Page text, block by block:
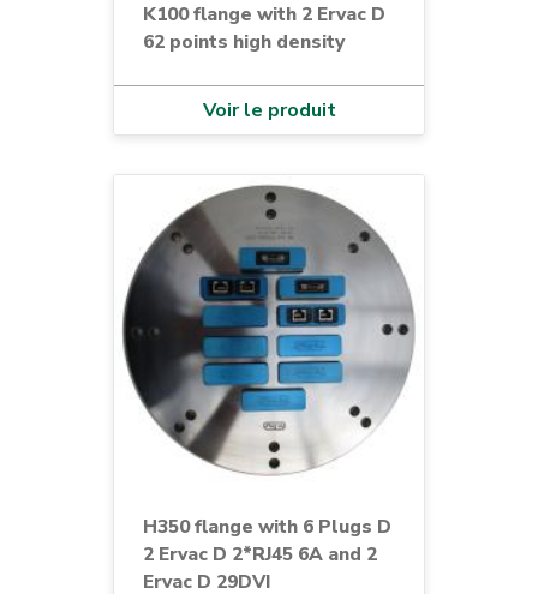
K100 flange with 2 Ervac D
62 points high density
Voir le produit
H350 flange with 6 Plugs D
2 Ervac D 2*RJ45 6A and 2
Ervac D 29DVI